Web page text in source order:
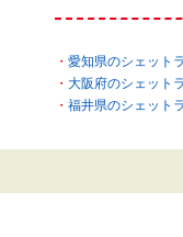
愛知県のシェット
大阪府のシェット
福井県のシェット